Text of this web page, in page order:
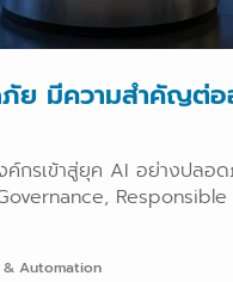
ย มีความสำคัญต่อ
ค์กรเข้าสู่ยุค AI อย่างปลอ
Responsible
& Automation